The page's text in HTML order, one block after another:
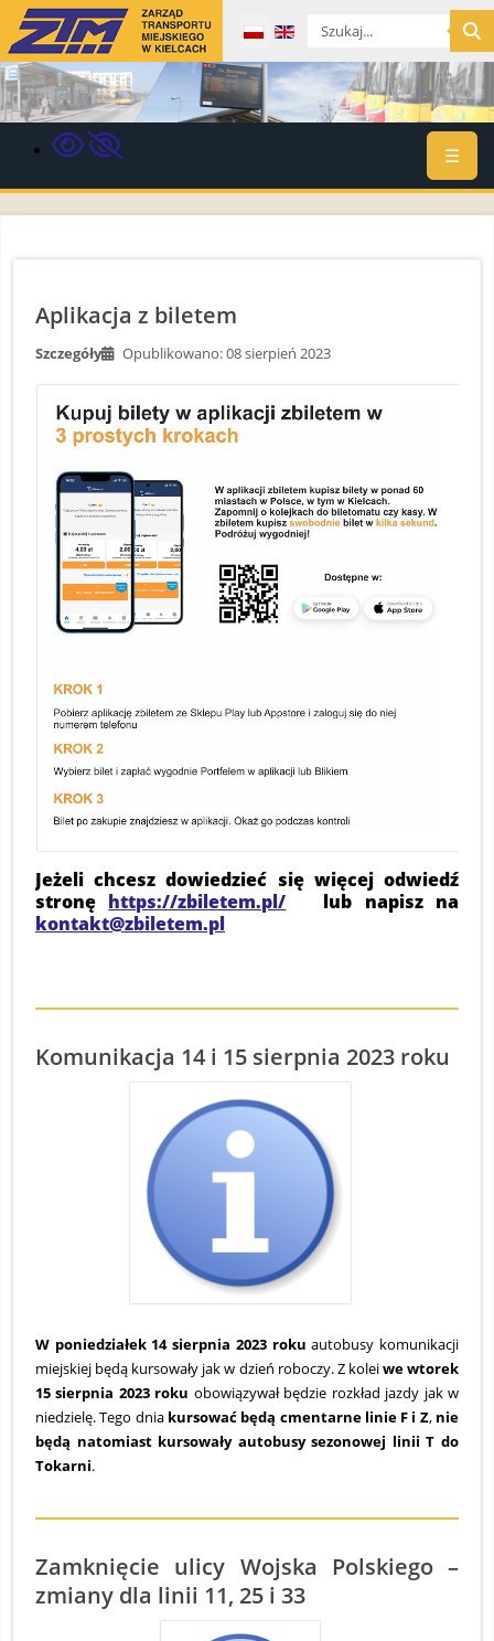
Wybierz swój język
☰
Aplikacja z biletem
Szczegóły Opublikowano: 08 sierpień 2023
Jeżeli chcesz dowiedzieć się więcej odwiedź
stronę https://zbiletem.pl/ lub napisz na
kontakt@zbiletem.pl
Komunikacja 14 i 15 sierpnia 2023 roku
W poniedziałek 14 sierpnia 2023 roku autobusy komunikacji
miejskiej będą kursowały jak w dzień roboczy. Z koleiwe wtorek
15 sierpnia 2023 roku obowiązywał będzie rozkład jazdy jak w
niedzielę. Tego dnia kursować będą cmentarne linie F i Z, nie
będą natomiast kursowały autobusy sezonowej linii T do
Tokarni.
Zamknięcie ulicy Wojska Polskiego –
zmiany dla linii 11, 25 i 33